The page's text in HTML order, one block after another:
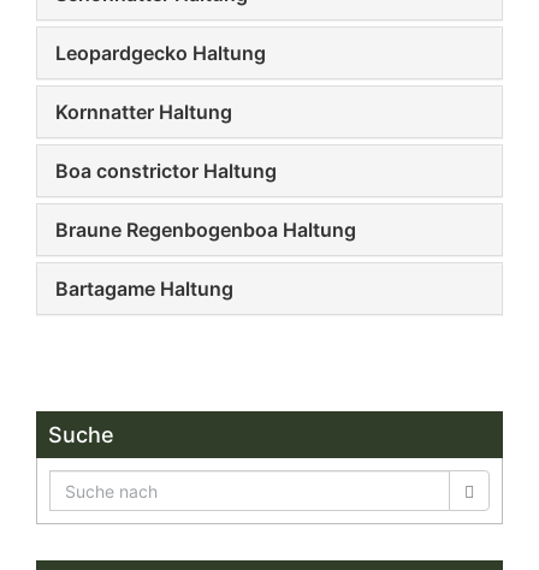
Leopardgecko Haltung
Kornnatter Haltung
Boa constrictor Haltung
Braune Regenbogenboa Haltung
Bartagame Haltung
Suche